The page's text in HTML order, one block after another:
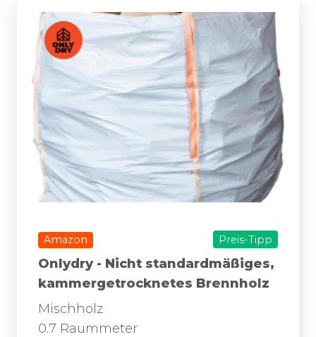
Amazon Preis-Tipp
Onlydry - Nicht standardmäßiges,
kammergetrocknetes Brennholz
Mischholz
0.7 Raummeter